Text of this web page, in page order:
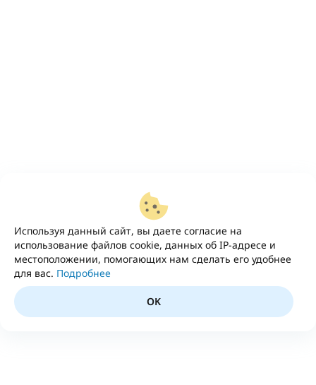
Используя данный сайт, вы даете согласие на
использование файлов cookie, данных об IP-адресе и
местоположении, помогающих нам сделать его удобнее
для вас. Подробнее
OK